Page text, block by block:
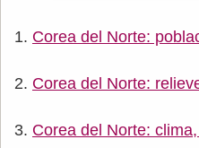
Corea del Norte:
Corea del Norte:
Corea del Norte: